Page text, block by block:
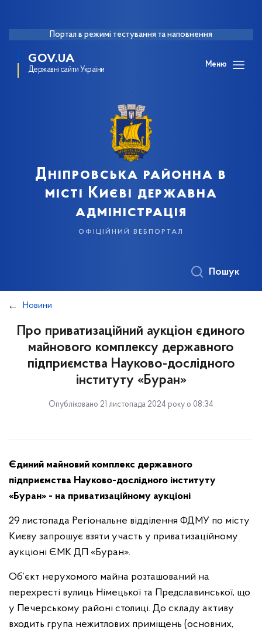
Портал в режимі тестування та наповнення
GOV.UA
Державні сайти України
Меню
Дніпровська районна в
місті Києві державна
адміністрація
офіційний вебпортал
Пошук
Новини
Про приватизаційний аукціон єдиного
майнового комплексу державного
підприємства Науково-дослідного
інституту «Буран»
Опубліковано 21 листопада 2024 року о 08:34
Єдиний майновий комплекс державного
підприємства Науково-дослідного інституту
«Буран» - на приватизаційному аукціоні
29 листопада Регіональне відділення ФДМУ по місту
Києву запрошує взяти участь у приватизаційному
аукціоні ЄМК ДП «Буран».
Об’єкт нерухомого майна розташований на
перехресті вулиць Німецької та Предславинської, що
у Печерському районі столиці. До складу активу
входить група нежитлових приміщень (основних,